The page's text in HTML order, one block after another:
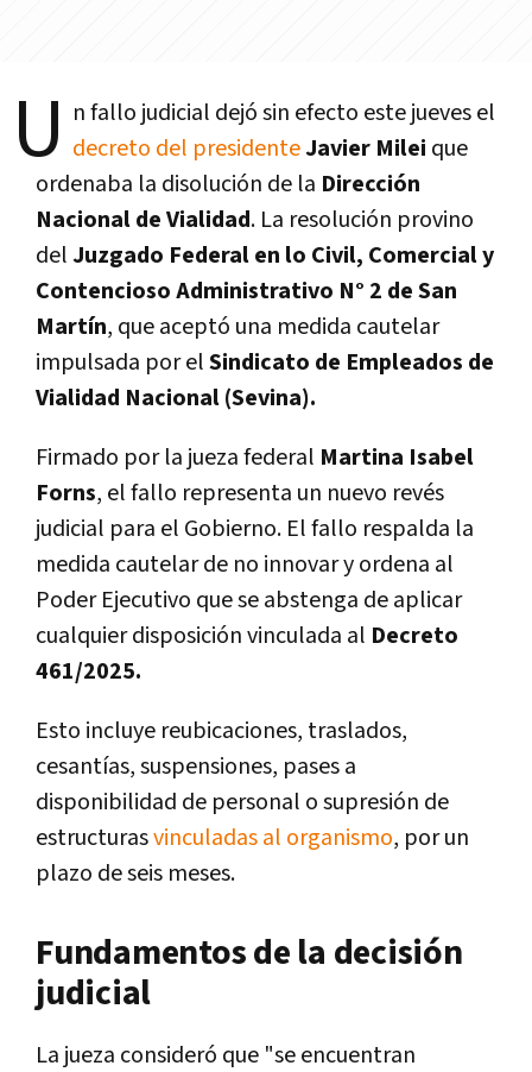
U n fallo judicial dejó sin efecto este jueves el
decreto del presidenteJavier Milei que
ordenaba la disolución de la Dirección
Nacional de Vialidad. La resolución provino
delJuzgado Federal en lo Civil, Comercial y
Contencioso Administrativo N° 2 de San
Martín, que aceptó una medida cautelar
impulsada por elSindicato de Empleados de
Vialidad Nacional (Sevina).
Firmado por la jueza federal Martina Isabel
Forns, el fallo representa un nuevo revés
judicial para el Gobierno. El fallo respalda la
medida cautelar de no innovar y ordena al
Poder Ejecutivo que se abstenga de aplicar
cualquier disposición vinculada al Decreto
461/2025.
Esto incluye reubicaciones, traslados,
cesantías, suspensiones, pases a
disponibilidad de personal o supresión de
estructurasvinculadas al organismo, por un
plazo de seis meses.
Fundamentos de la decisión
judicial
La jueza consideró que "se encuentran